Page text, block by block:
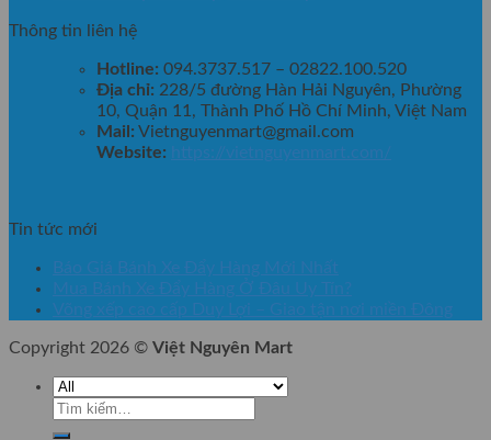
Thông tin liên hệ
Hotline: 094.3737.517 – 02822.100.520
Địa chỉ: 228/5 đường Hàn Hải Nguyên, Phường
10, Quận 11, Thành Phố Hồ Chí Minh, Việt Nam
Mail: Vietnguyenmart@gmail.com
Website: https://vietnguyenmart.com/
Tin tức mới
Báo Giá Bánh Xe Đẩy Hàng Mới Nhất
Mua Bánh Xe Đẩy Hàng Ở Đâu Uy Tín?
Võng xếp cao cấp Duy Lợi – Giao tận nơi miền Đông
Copyright 2026 © Việt Nguyên Mart
Tìm
kiếm: